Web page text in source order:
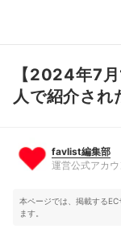
favlist編集部
運営公式アカウ
【2024年7
人で紹介され
favlist編集部
運営公式アカウ
本ページでは、掲載する
ます。